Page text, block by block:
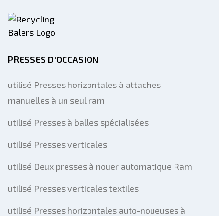
PRESSES D'OCCASION
utilisé Presses horizontales à attaches
manuelles à un seul ram
utilisé Presses à balles spécialisées
utilisé Presses verticales
utilisé Deux presses à nouer automatique Ram
utilisé Presses verticales textiles
utilisé Presses horizontales auto-noueuses à